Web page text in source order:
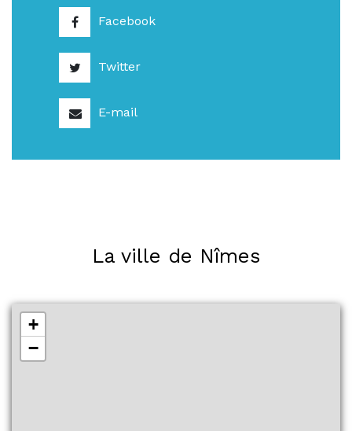
Facebook
Twitter
E-mail
La ville de Nîmes
+
−